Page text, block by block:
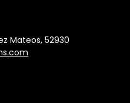
Mateos, 52930